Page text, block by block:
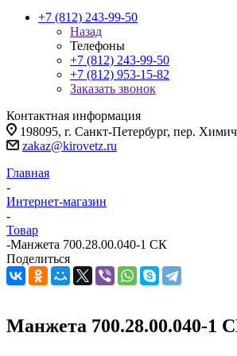
+7 (812) 243-99-50
Назад
Телефоны
+7 (812) 243-99-50
+7 (812) 953-15-82
Заказать звонок
Контактная информация
198095, г. Санкт-Петербург, пер.
zakaz@kirovetz.ru
Главная
-
Интернет-магазин
-
Товар
-Манжета 700.28.00.040-1 СК
Поделиться
Манжета 700.28.00.040-1